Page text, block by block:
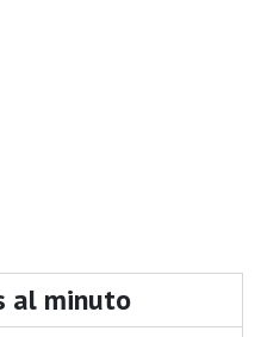
al minuto